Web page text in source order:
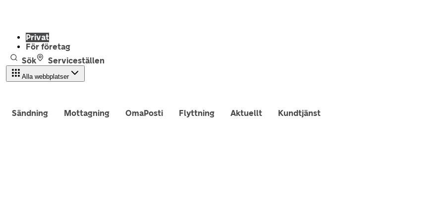
Privat
För företag
Sök
Serviceställen
Alla webbplatser
Sändning Mottagning OmaPosti Flyttning Aktuellt Kundtjänst